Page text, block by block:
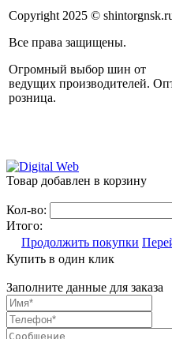
Copyright 2025 ©
Все права защищены.
Огромный выбор шин от
ведущих производителей.
розница.
Товар добавлен в корзину
Кол-во:
Итого:
Продолжить покупки
Купить в один клик
Заполните данные для заказа